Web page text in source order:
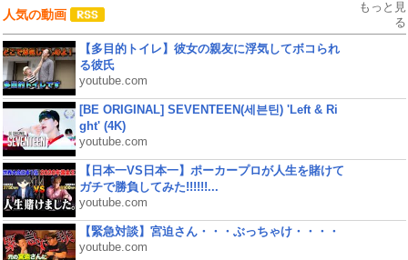
人気の動画
もっと見
る
【多目的トイレ】彼女の親友に浮気してボコられ
る彼氏
youtube.com
[BE ORIGINAL] SEVENTEEN(세븐틴) 'Left & Ri
ght' (4K)
youtube.com
【日本一VS日本一】ポーカープロが人生を賭けて
ガチで勝負してみた!!!!!!...
youtube.com
【緊急対談】宮迫さん・・・ぶっちゃけ・・・・
youtube.com